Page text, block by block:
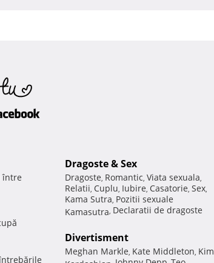
între
Dragoste & Sex
Dragoste, Romantic, Viata sexuala,
Relatii, Cuplu, Iubire, Casatorie, Sex,
Kama Sutra, Pozitii sexuale
Kamasutra, Declaratii de dragoste
Divertisment
Meghan Markle, Kate Middleton, Kim